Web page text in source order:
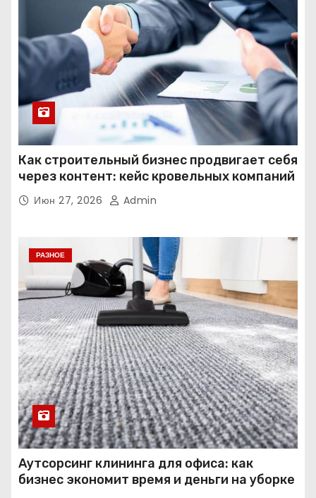
Как строительный бизнес продвигает себя
через контент: кейс кровельных компаний
Июн 27, 2026 Admin
РАЗНОЕ
Аутсорсинг клининга для офиса: как
бизнес экономит время и деньги на уборке